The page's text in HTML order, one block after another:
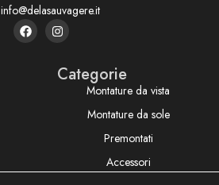
info@delasauvagere.it
Categorie
Montature da vista
Montature da sole
Premontati
Accessori